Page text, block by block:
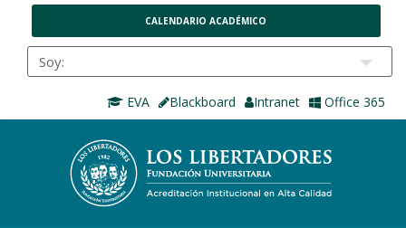
CALENDARIO ACADÉMICO
EVA Blackboard Intranet Office 365